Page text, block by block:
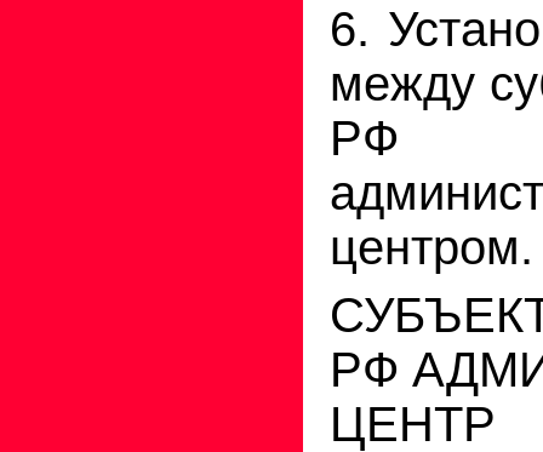
6.
между
РФ
центром.
РФ
ЦЕНТР